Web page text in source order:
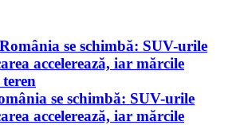
se schimbă: SUV-urile
accelerează, iar mărcile